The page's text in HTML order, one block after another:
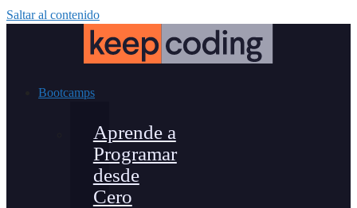
Saltar al contenido
Bootcamps
Aprende a
Programar
desde
Cero